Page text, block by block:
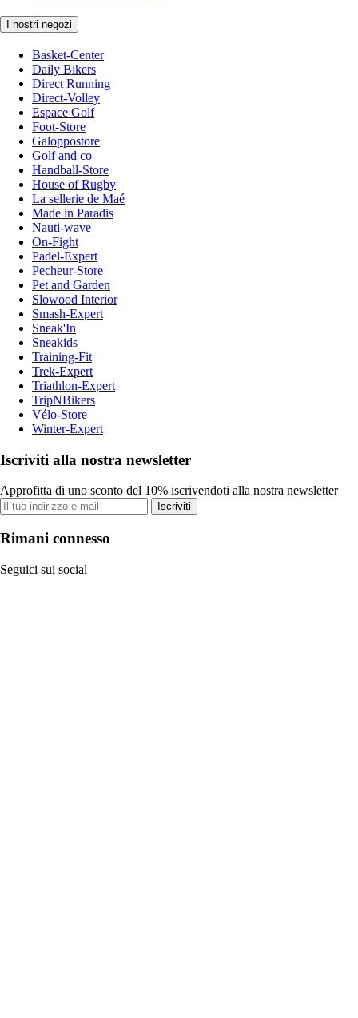
I nostri negozi
Basket-Center
Daily Bikers
Direct Running
Direct-Volley
Espace Golf
Foot-Store
Galoppostore
Golf and co
Handball-Store
House of Rugby
La sellerie de Maé
Made in Paradis
Nauti-wave
On-Fight
Padel-Expert
Pecheur-Store
Pet and Garden
Slowood Interior
Smash-Expert
Sneak'In
Sneakids
Training-Fit
Trek-Expert
Triathlon-Expert
TripNBikers
Vélo-Store
Winter-Expert
Iscriviti alla nostra newsletter
Approfitta di uno sconto del 10% iscrivendoti alla nostra newsletter
Iscriviti
Rimani connesso
Seguici sui social